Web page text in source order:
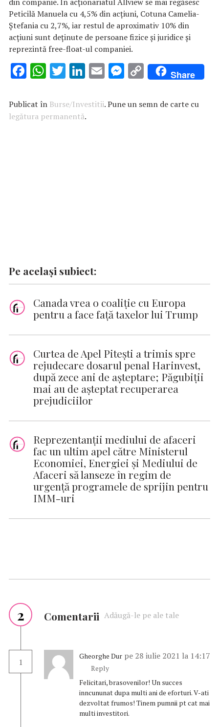
Peticilă Manuela cu 4,5% din acțiuni, Cotuna Camelia-
Ștefania cu 2,7%, iar restul de aproximativ 10% din
acțiuni sunt deținute de persoane fizice și juridice și
reprezintă free-float-ul companiei.
F
e
b
W
at
s
T
it
te
Li
k
e
E
ai
M
se
C
o
p
Share
Publicat în Burse/Investitii. Pune un semn de carte cu
legătura permanentă.
Pe același subiect:
Canada vrea o coaliţie cu Europa
pentru a face faţă taxelor lui Trump
Curtea de Apel Pitești a trimis spre
rejudecare dosarul penal Harinvest,
după zece ani de așteptare; Păgubiții
mai au de așteptat recuperarea
prejudiciilor
Reprezentanții mediului de afaceri
fac un ultim apel către Ministerul
Economiei, Energiei și Mediului de
Afaceri să lanseze în regim de
urgență programele de sprijin pentru
IMM-uri
2 Comentarii Adăugă-le pe ale tale
1
Gheorghe Dur pe 28 iulie 2021 la 14:17
Reply
Felicitari, brasovenilor! Un succes
inncununat dupa multi ani de eforturi. V-ati
dezvoltat frumos! Tinem pumnii pt cat mai
multi investitori.